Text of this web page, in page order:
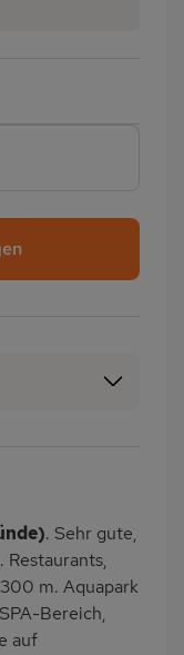
. Sehr gute,
m. Aquapark
Bereich,
auf